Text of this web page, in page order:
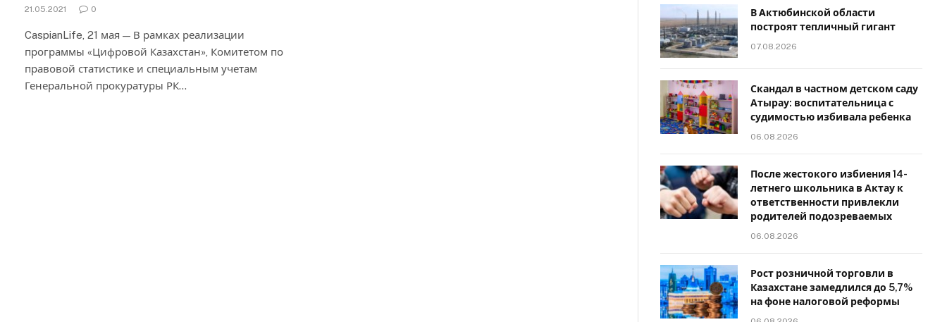
21.05.2021 0
CaspianLife, 21 мая — В рамках реализации
программы «Цифровой Казахстан», Комитетом по
правовой статистике и специальным учетам
Генеральной прокуратуры РК…
В Актюбинской области
построят тепличный гигант
07.08.2026
Скандал в частном детском саду
Атырау: воспитательница с
судимостью избивала ребенка
06.08.2026
После жестокого избиения 14-
летнего школьника в Актау к
ответственности привлекли
родителей подозреваемых
06.08.2026
Рост розничной торговли в
Казахстане замедлился до 5,7%
на фоне налоговой реформы